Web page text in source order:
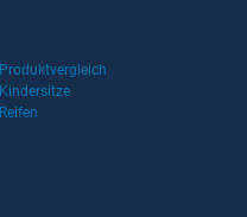
Produktvergleich
Kindersitze
Reifen